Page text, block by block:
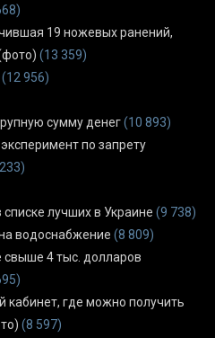
19 ножевых ранений,
(13 359)
(12 956)
сумму денег(10 893)
по запрету
лучших в Украине (9 738)
водоснабжение (8 809)
4 тыс. долларов
где можно получить
(8 597)